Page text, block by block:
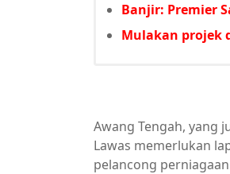
Banjir: Premier
Mulakan projek
Awang Tengah, yang
Lawas memerlukan
pelancong